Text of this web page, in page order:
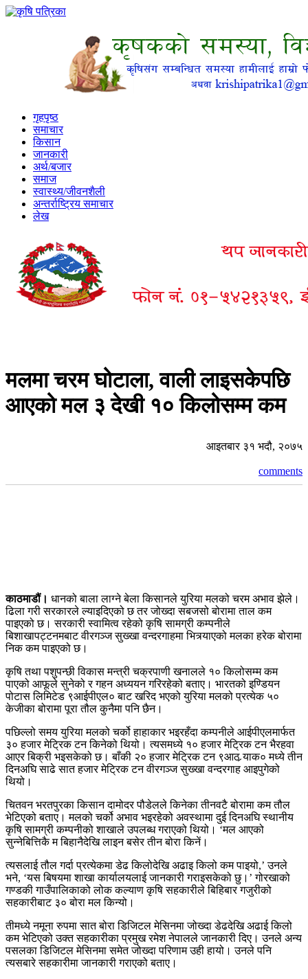
गृहपृष्ठ
समाचार
किसान
जानकारी
अर्थ/बजार
समाज
स्वास्थ्य/जीवनशैली
अन्तर्राष्ट्रिय समाचार
लेख
मलमा चरम घोटाला, वाली लाइसकेपछि
आएको मल ३ देखी १० किलोसम्म कम
आइतबार ३१ भदौ, २०७५
comments
काठमाडौं। धानको बाला लाग्ने बेला किसानले युरिया मलको चरम अभाव झेले।
ढिला गरी सरकारले ल्याइदिएको छ तर जोख्दा सबजसो बोरामा ताल कम
पाइएको छ। सरकारी स्वामित्व रहेको कृषि सामग्री कम्पनीले
बिशाखापट्टनमबाट वीरगञ्ज सुख्खा वन्दरगाहमा भित्र्याएको मलका हरेक बोरामा
निक कम पाइएको छ।
कृषि तथा पशुपन्छी विकास मन्त्री चक्रपाणी खनालले १० किलोसम्म कम
पाएको आफूले सुनेको र गहन अध्ययन गरिरहेको बताए। भारतको इण्डियन
पोटास लिमिटेड ९आईपीएल० बाट खरिद भएको युरिया मलको प्रत्येक ५०
केजीका बोरामा पूरा तौल कुनैमा पनि छैन।
पछिल्लो समय युरिया मलको चर्को हाहाकार भइरहँदा कम्पनीले आईपीएलमार्फत
३० हजार मेट्रिक टन किनेको थियो। त्यसमध्ये १० हजार मेट्रिक टन भैरहवा
आएर बिक्री भइसकेको छ। बाँकी २० हजार मेट्रिक टन ९आठ र्‍याक० मध्ये तीन
दिनअघि साढे सात हजार मेट्रिक टन वीरगञ्ज सुख्खा वन्दरगाह आइपुगेको
थियो।
चितवन भरतपुरका किसान दामोदर पौडेलले किनेका तीनवटै बोरामा कम तौल
भेटिएको बताए। मलको चर्को अभाव भइरहेको अवस्थामा दुई दिनअघि स्थानीय
कृषि सामग्री कम्पनीको शाखाले उपलब्ध गराएको थियो। ‘मल आएको
सुन्नेबित्तिकै म बिहानैदेखि लाइन बसेर तीन बोरा किनें।
त्यसलाई तौल गर्दा प्रत्येकमा डेढ किलोदेखि अढाइ किलो कम पाइयो,’ उनले
भने, ‘यस बिषयमा शाखा कार्यालयलाई जानकारी गराइसकेको छु।’ गोरखाको
गण्डकी गाउँपालिकाको लोक कल्याण कृषि सहकारीले बिहिबार गजुरीको
सहकारीबाट ३० बोरा मल किन्यो।
तीमध्ये नमूना रुपमा सात बोरा डिजिटल मेसिनमा जोख्दा डेढदेखि अढाई किलो
कम भेटिएको उक्त सहकारीका प्रमुख रमेश नेपालले जानकारी दिए। उनले अन्य
पसलका डिजिटल मेसिनमा समेत जोख्दा परिणाम उही हायो। उनले पनि
त्यसबारे सहकारीमा जानकारी गराएको बताए।